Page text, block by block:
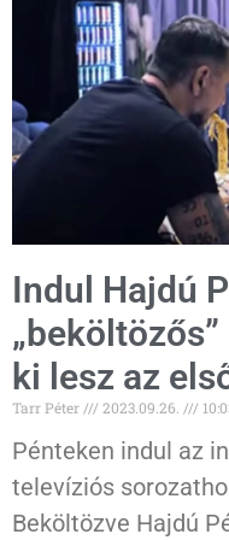
Indul Hajdú
ki lesz az
Tarr Péter 2023.09.26.
Pénteken indul az
televíziós
Beköltözve Hajdú